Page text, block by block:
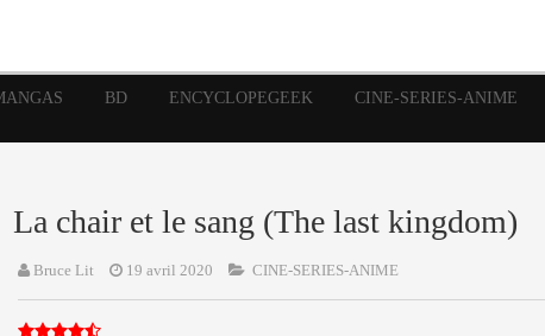
BD ENCYCLOPEGEEK CINE-SERIES-ANIME
La chair et le sang (The last kingdom)
Bruce Lit 19 avril 2020 CINE-SERIES-ANIME